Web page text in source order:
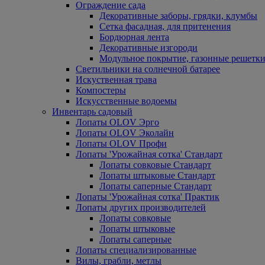
Ограждение сада
Декоративные заборы, грядки, клумбы
Сетка фасадная, для притенения
Бордюрная лента
Декоративные изгороди
Модульное покрытие, газонные
Светильники на солнечной батарее
Искуственная трава
Компостеры
Искусственные водоемы
Инвентарь садовый
Лопаты OLOV Эрго
Лопаты OLOV Эколайн
Лопаты OLOV Профи
Лопаты 'Урожайная сотка' Стандарт
Лопаты совковые Стандарт
Лопаты штыковые Стандарт
Лопаты саперные Стандарт
Лопаты 'Урожайная сотка' Практик
Лопаты других производителей
Лопаты совковые
Лопаты штыковые
Лопаты саперные
Лопаты специализированные
Вилы, грабли, метлы